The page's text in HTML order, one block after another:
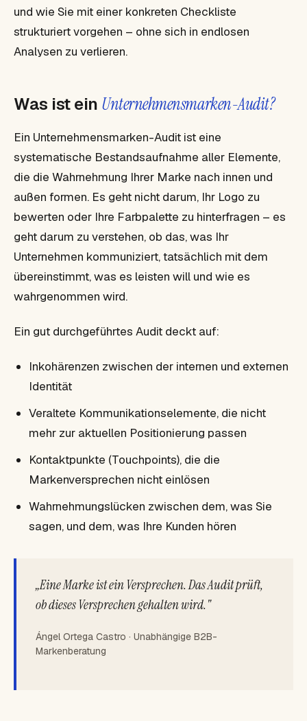
und wie Sie mit einer konkreten Checkliste
strukturiert vorgehen – ohne sich in endlosen
Analysen zu verlieren.
Was ist ein Unternehmensmarken-Audit?
Ein Unternehmensmarken-Audit ist eine
systematische Bestandsaufnahme aller Elemente,
die die Wahrnehmung Ihrer Marke nach innen und
außen formen. Es geht nicht darum, Ihr Logo zu
bewerten oder Ihre Farbpalette zu hinterfragen – es
geht darum zu verstehen, ob das, was Ihr
Unternehmen kommuniziert, tatsächlich mit dem
übereinstimmt, was es leisten will und wie es
wahrgenommen wird.
Ein gut durchgeführtes Audit deckt auf:
Inkohärenzen zwischen der internen und externen
Identität
Veraltete Kommunikationselemente, die nicht
mehr zur aktuellen Positionierung passen
Kontaktpunkte (Touchpoints), die die
Markenversprechen nicht einlösen
Wahrnehmungslücken zwischen dem, was Sie
sagen, und dem, was Ihre Kunden hören
„Eine Marke ist ein Versprechen. Das Audit prüft,
ob dieses Versprechen gehalten wird."
Ángel Ortega Castro · Unabhängige B2B-
Markenberatung